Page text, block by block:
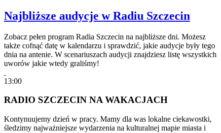
Najbliższe audycje w Radiu Szczecin
Zobacz pełen program Radia Szczecin na najbliższe dni. Możesz
także cofnąć datę w kalendarzu i sprawdzić, jakie audycje były tego
dnia na antenie. W scenariuszach audycji znajdziesz listę wszystkich
uworów jakie wtedy graliśmy!
13:00
RADIO SZCZECIN NA WAKACJACH
Kontynuujemy dzień w pracy. Mamy dla was lokalne ciekawostki,
śledzimy najważniejsze wydarzenia na kulturalnej mapie miasta i